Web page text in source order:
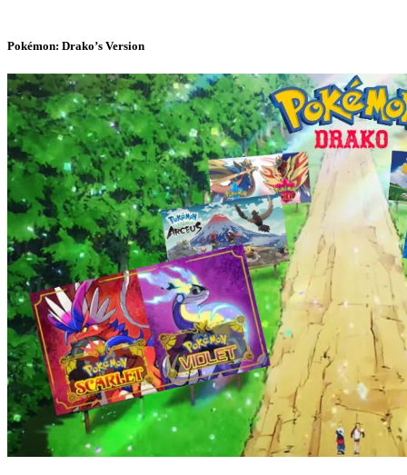
Pokémon: Drako’s Version